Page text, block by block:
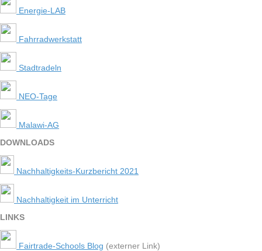
Energie-LAB
Fahrradwerkstatt
Stadtradeln
NEO-Tage
Malawi-AG
DOWN­LOADS
Nachhaltigkeits-Kurzbericht 2021
Nachhaltigkeit im Unterricht
LINKS
Fairtrade-Schools Blog (externer Link)